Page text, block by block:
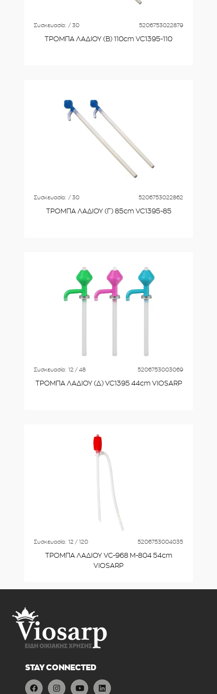
Συσκευασία: / 30 5206753022879
ΤΡΟΜΠΑ ΛΑΔΙΟΥ (Β) 110cm VC1395-110
Συσκευασία: / 30 5206753022862
ΤΡΟΜΠΑ ΛΑΔΙΟΥ (Γ) 85cm VC1395-85
Συσκευασία: 12 / 48 5206753003069
ΤΡΟΜΠΑ ΛΑΔΙΟΥ (Δ) VC1395 44cm VIOSARP
Συσκευασία: 12 / 120 5206753004035
ΤΡΟΜΠΑ ΛΑΔΙΟΥ VC-968 Μ-804 54cm
VIOSARP
STAY CONNECTED